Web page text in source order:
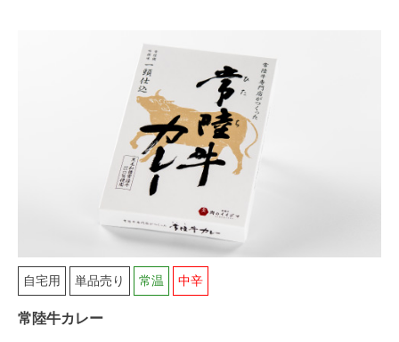
配送・送料 食べ方からから探す
自宅用 単品売り 常温 中辛
常陸牛カレー